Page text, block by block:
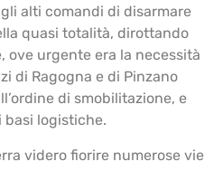
alti comandi di disarmare
quasi totalità, dirottando
ove urgente era la necessità
di Ragogna e di Pinzano
di smobilitazione, e
logistiche.
videro fiorire numerose vie